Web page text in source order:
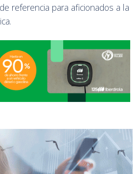
referencia para aficionados a la